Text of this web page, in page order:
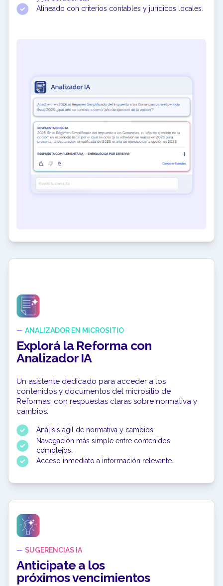
Alineado con criterios contables y jurídicos locales.
— ANALIZADOR EN MICROSITIO
Explorá la Reforma con
Analizador IA
Un asistente dedicado para acceder a los
contenidos y documentos del micrositio de
Reformas, con respuestas claras sobre normativa y
cambios.
Análisis ágil de normativa y cambios.
Navegación más simple entre contenidos
complejos.
Acceso inmediato a información relevante.
— SUGERENCIAS IA
Anticipate a los
próximos vencimientos